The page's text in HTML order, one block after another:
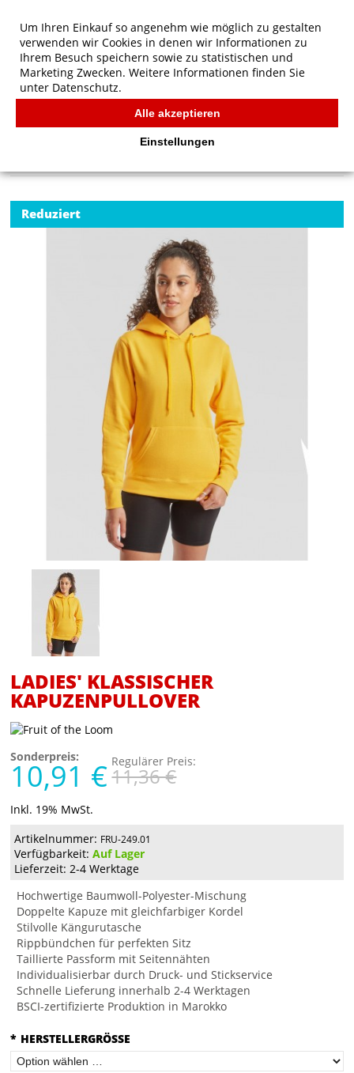
Ladies' Klassischer Kapuzenpullover
FRUIT OF THE LOOM
Reduziert
LADIES' KLASSISCHER
KAPUZENPULLOVER
Sonderpreis:
10,91 € Regulärer Preis:
11,36 €
Inkl. 19% MwSt.
Artikelnummer: FRU-249.01
Verfügbarkeit:Auf Lager
Lieferzeit: 2-4 Werktage
Hochwertige Baumwoll-Polyester-Mischung
Doppelte Kapuze mit gleichfarbiger Kordel
Stilvolle Kängurutasche
Rippbündchen für perfekten Sitz
Taillierte Passform mit Seitennähten
Individualisierbar durch Druck- und Stickservice
Schnelle Lieferung innerhalb 2-4 Werktagen
BSCI-zertifizierte Produktion in Marokko
* HERSTELLERGRÖSSE
Um Ihren Einkauf so angenehm wie möglich zu gestalten
verwenden wir Cookies in denen wir Informationen zu
Ihrem Besuch speichern sowie zu statistischen und
Marketing Zwecken. Weitere Informationen finden Sie
unter Datenschutz.
Alle akzeptieren
Einstellungen